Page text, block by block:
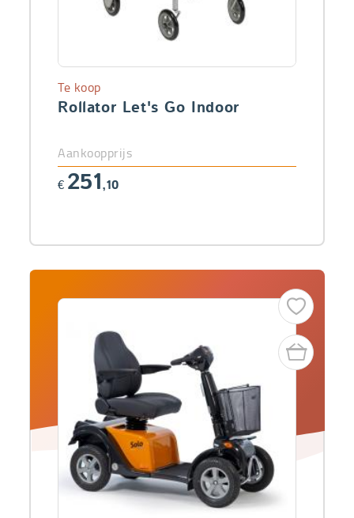
Rollator Let's Go Indoor
Te koop
Aankoopprijs
€ 251,10